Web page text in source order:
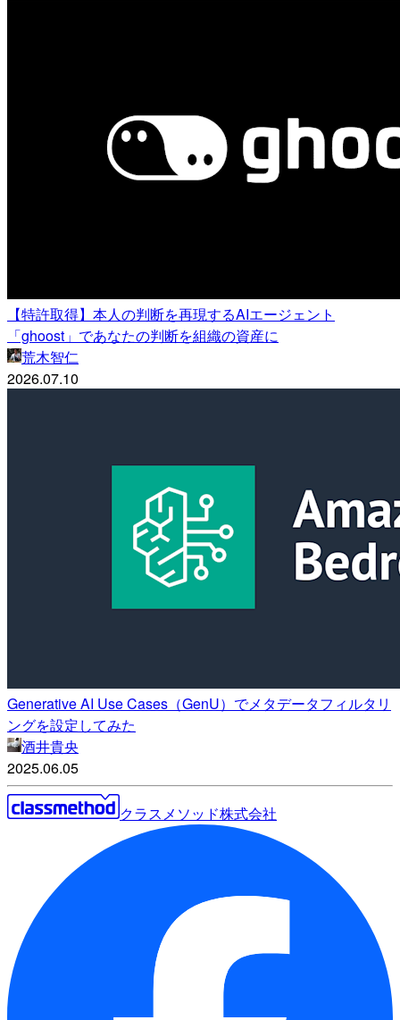
【特許取得】本人の判断を再現するAIエージェント
「ghoost」であなたの判断を組織の資産に
荒木智仁
2026.07.10
Generative AI Use Cases（GenU）でメタデータフィルタリ
ングを設定してみた
酒井貴央
2025.06.05
クラスメソッド株式会社